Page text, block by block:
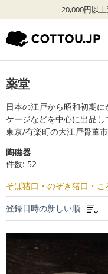
20,000円以
薬堂
日本の江戸から昭和初期
ケージなどを中心に出品し
東京/有楽町の大江戸骨董
陶磁器
件数: 52
そば猪口・のぞき猪口・こ
登録日時の新しい順